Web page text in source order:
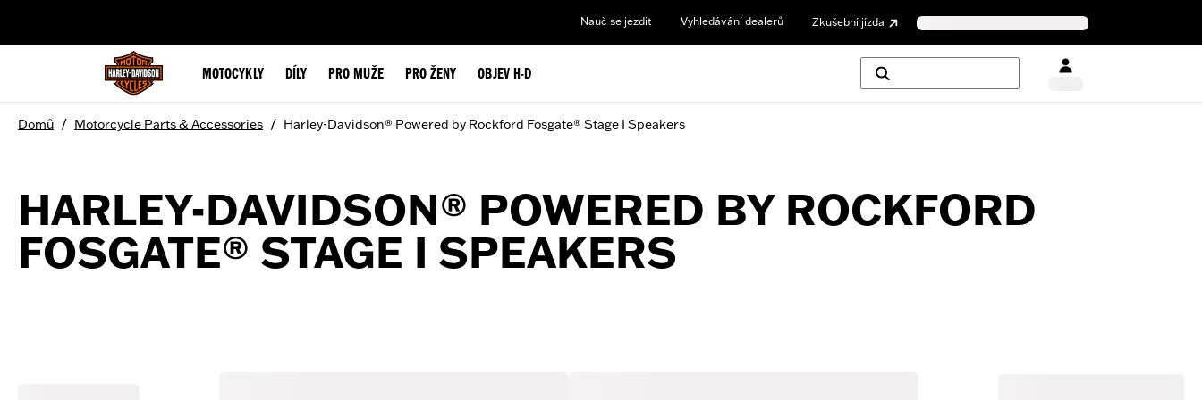
Nauč se jezdit Vyhledávání dealerů Zkušební jízda
MOTOCYKLY DÍLY PRO MUŽE PRO ŽENY OBJEV H-D
Domů / Motorcycle Parts & Accessories / Harley-Davidson® Powered by Rockford Fosgate® Stage I Speakers
HARLEY-DAVIDSON® POWERED BY ROCKFORD
FOSGATE® STAGE I SPEAKERS